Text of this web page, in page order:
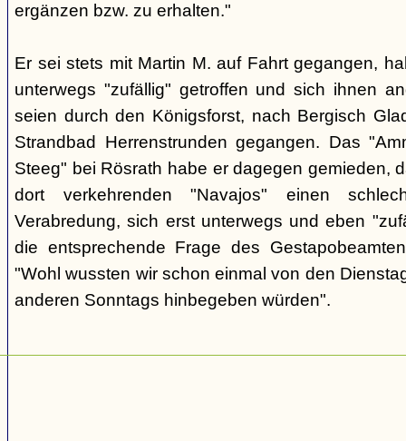
ergänzen bzw. zu erhalten."
Er sei stets mit Martin M. auf Fahrt gegangen,
unterwegs "zufällig" getroffen und sich ihnen
seien durch den Königsforst, nach Bergisch
Strandbad Herrenstrunden gegangen. Das
Steeg" bei Rösrath habe er dagegen gemieden,
dort verkehrenden "Navajos" einen
Verabredung, sich erst unterwegs und eben
die entsprechende Frage des
"Wohl wussten wir schon einmal von den
anderen Sonntags hinbegeben würden".